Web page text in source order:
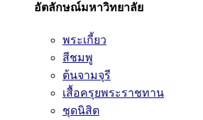
อัตลักษณ์มหาวิทยาลัย
พระเกี้ยว
สีชมพู
ต้นจามจุรี
เสื้อครุยพระราชทาน
ชุดนิสิต